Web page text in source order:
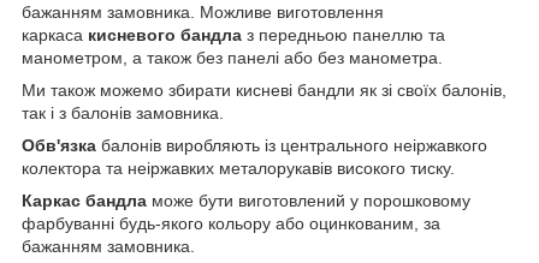
бажанням замовника. Можливе виготовлення
каркаса кисневого бандла з передньою панеллю та
манометром, а також без панелі або без манометра.
Ми також можемо збирати кисневі бандли як зі своїх балонів,
так і з балонів замовника.
Обв'язка балонів виробляють із центрального неіржавкого
колектора та неіржавких металорукавів високого тиску.
Каркас бандла може бути виготовлений у порошковому
фарбуванні будь-якого кольору або оцинкованим, за
бажанням замовника.